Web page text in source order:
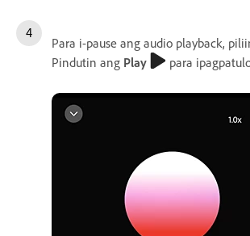
Para i-pause ang audio playback,
Pindutin ang Play para